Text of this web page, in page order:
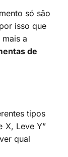
só são
isso que
a
de
tipos
X, Leve Y”
qual